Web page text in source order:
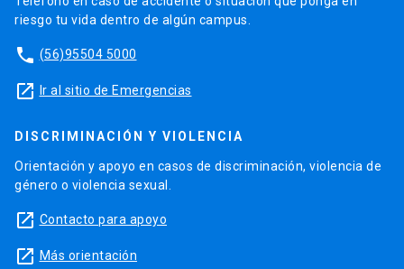
riesgo tu vida dentro de algún campus.
phone (56)95504 5000
launch Ir al sitio de Emergencias
DISCRIMINACIÓN Y VIOLENCIA
Orientación y apoyo en casos de discriminación, violencia de
género o violencia sexual.
launch Contacto para apoyo
launch Más orientación